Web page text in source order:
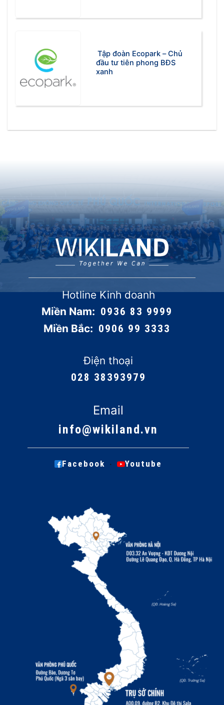
Tập đoàn Ecopark – Chủ
đầu tư tiên phong BĐS
xanh
Hotline Kinh doanh
Miền Nam: 0936 83 9999
Miền Bắc: 0906 99 3333
Điện thoại
028 38393979
Email
info@wikiland.vn
Facebook · Youtube